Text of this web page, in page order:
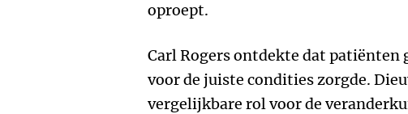
oproept.
Carl Rogers ontdekte dat patiënten
voor de juiste condities zorgde.
vergelijkbare rol voor de